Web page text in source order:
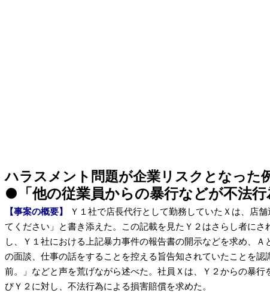
ハラスメント問題が企業リスクとなった
●「他の従業員からの暴行などが不法
【事案の概要】
Ｙ１社で店長代行として勤務していたＸは、店
てください」と書き添えた。この記載を見たＹ２はさらし者に
し、Ｙ１社における上記暴力事件の報告書の開示などを求め、
の面談、仕事の話をすることを控える旨告知されていたことを
前。」などと声を荒げながら述べた。社員Ｘは、Ｙ２からの暴
びＹ２に対し、不法行為による損害賠償を求めた。